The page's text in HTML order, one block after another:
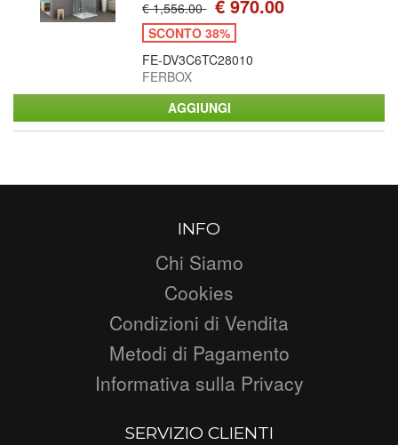
€ 1,556.00 € 970.00
SCONTO 38%
FE-DV3C6TC28010
FERBOX
INFO
Chi Siamo
Cookies
Condizioni di Vendita
Metodi di Pagamento
Informativa sulla Privacy
SERVIZIO CLIENTI